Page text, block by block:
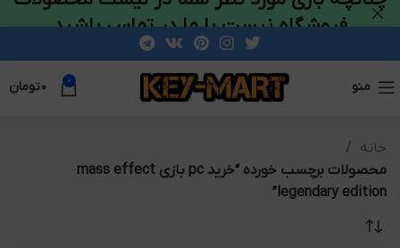
منو 0 ۰تومان
خانه
محصولات برچسب خورده “خرید pc بازی mass effect
legendary edition”
فروشگاه نیست با ما در تماس باشید